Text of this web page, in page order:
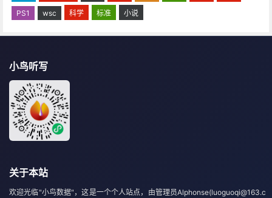
PS1
wsc 科学 标准 小说
小鸟听写
关于本站
欢迎光临"小鸟数据"，这是一个个人站点，由管理员Alphonse(luoguoqi@163.c